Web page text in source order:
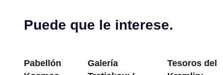
Puede que le interese.
Pabellón
Galería
Tesoros del